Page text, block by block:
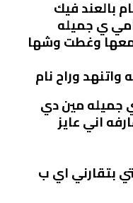
بالعند فيك
ي جميله
وغطت وشها
وراح نام
جميله مين دي
اني عايز
بتقارني اي ب